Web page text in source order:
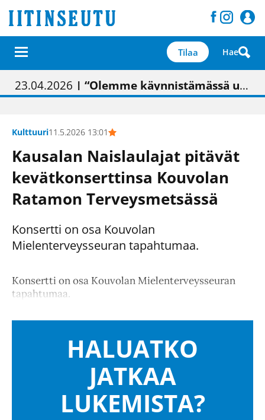
Tilaa Hae
01.02.2026 | Painon vaihtumisen pitäisi näkyä hieman parempana painojäljen laatuna lehdessä
05.02.2026 | Uudistettu kunnantalo on valoisa
23.04.2026 | “Olemme käynnistämässä uudelleen keskustavisiotyön”
09.05.2026| "Maalla on totuttu elämään omavaraisemmin kuin kaupungissa"
Kulttuuri11.5.2026 13:01
Kausalan Naislaulajat pitävät
kevätkonserttinsa Kouvolan
Ratamon Terveysmetsässä
Konsertti on osa Kouvolan
Mielenterveysseuran tapahtumaa.
Konsertti on osa Kouvolan Mielenterveysseuran
tapahtumaa.
HALUATKO
JATKAA
LUKEMISTA?